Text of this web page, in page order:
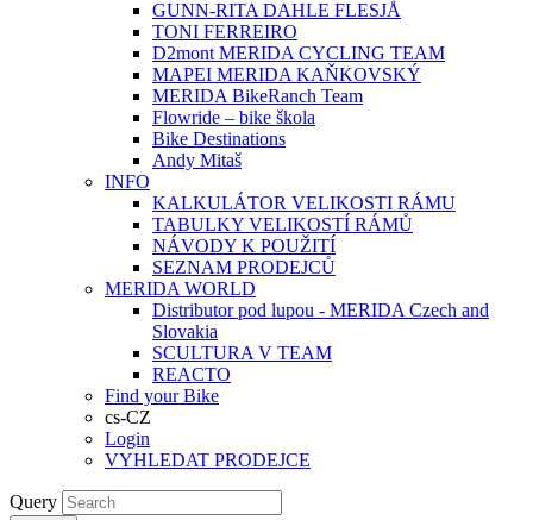
GUNN-RITA DAHLE FLESJÅ
TONI FERREIRO
D2mont MERIDA CYCLING TEAM
MAPEI MERIDA KAŇKOVSKÝ
MERIDA BikeRanch Team
Flowride – bike škola
Bike Destinations
Andy Mitaš
INFO
KALKULÁTOR VELIKOSTI RÁMU
TABULKY VELIKOSTÍ RÁMŮ
NÁVODY K POUŽITÍ
SEZNAM PRODEJCŮ
MERIDA WORLD
Distributor pod lupou - MERIDA Czech and
Slovakia
SCULTURA V TEAM
REACTO
Find your Bike
cs-CZ
Login
VYHLEDAT PRODEJCE
Query